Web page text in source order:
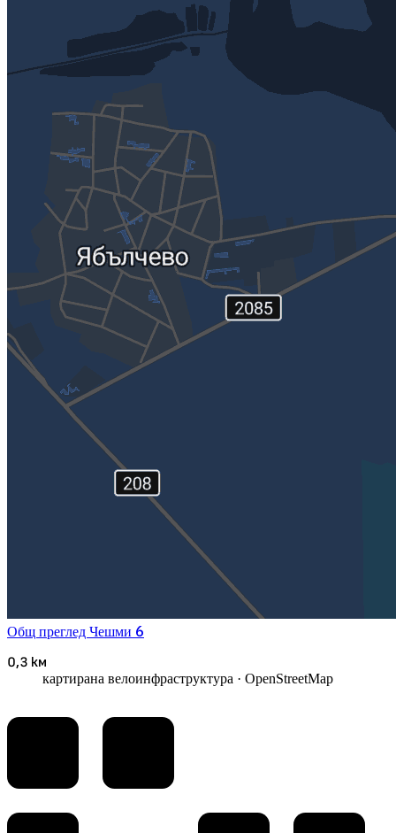
Общ преглед Чешми 6
0,3 км
картирана велоинфраструктура · OpenStreetMap